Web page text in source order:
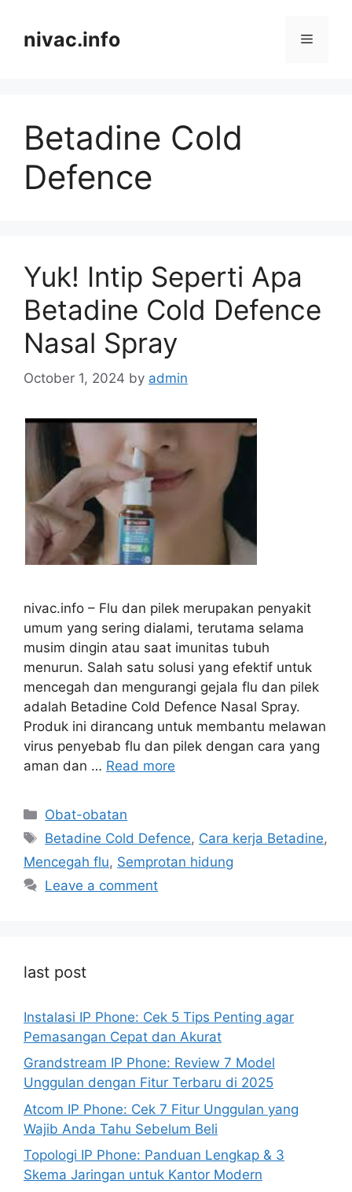
contentnivac.info Menu
Betadine Cold
Defence
Yuk! Intip Seperti Apa
Betadine Cold Defence
Nasal Spray
October 1, 2024 by admin
nivac.info – Flu dan pilek merupakan penyakit
umum yang sering dialami, terutama selama
musim dingin atau saat imunitas tubuh
menurun. Salah satu solusi yang efektif untuk
mencegah dan mengurangi gejala flu dan pilek
adalah Betadine Cold Defence Nasal Spray.
Produk ini dirancang untuk membantu melawan
virus penyebab flu dan pilek dengan cara yang
aman dan … Read more
Categories
Obat-obatan
Tags
Betadine Cold Defence, Cara kerja Betadine,
Mencegah flu, Semprotan hidung
Leave a comment
last post
Instalasi IP Phone: Cek 5 Tips Penting agar
Pemasangan Cepat dan Akurat
Grandstream IP Phone: Review 7 Model
Unggulan dengan Fitur Terbaru di 2025
Atcom IP Phone: Cek 7 Fitur Unggulan yang
Wajib Anda Tahu Sebelum Beli
Topologi IP Phone: Panduan Lengkap & 3
Skema Jaringan untuk Kantor Modern